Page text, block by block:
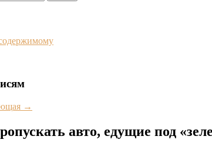
→
авто, едущие под